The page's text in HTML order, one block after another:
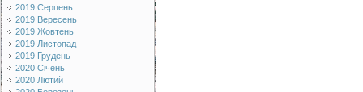
2019 Серпень
2019 Вересень
2019 Жовтень
2019 Листопад
2019 Грудень
2020 Січень
2020 Лютий